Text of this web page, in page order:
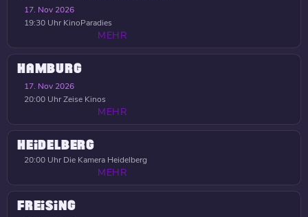
17. Nov 2026
19:30 Uhr KinoParadies
MEHR
HAMBURG
17. Nov 2026
20:00 UhrZeise Kinos
MEHR
HEIDELBERG
20:00 Uhr Die Kamera Heidelberg
MEHR
FREISING